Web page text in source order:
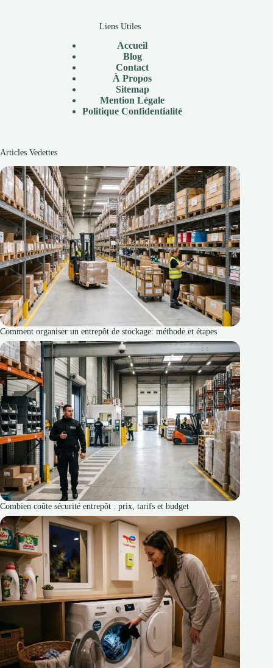
Liens Utiles
Accueil
Blog
Contact
À Propos
Sitemap
Mention Légale
Politique Confidentialité
Articles Vedettes
Comment organiser un entrepôt de stockage: méthode et étapes
Combien coûte sécurité entrepôt : prix, tarifs et budget